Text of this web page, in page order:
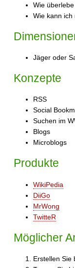
Wie
Wie kann ich
Jäger oder
Konzepte
RSS
Social
Suchen im
Blogs
Microblogs
Produkte
WikiPedia
DiiGo
MrWong
TwitteR
Möglicher
Erstellen Sie